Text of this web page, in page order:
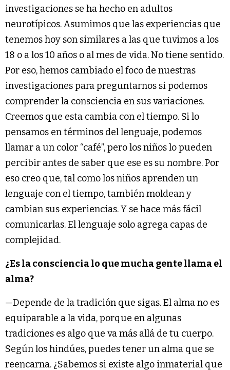
investigaciones se ha hecho en adultos
neurotípicos. Asumimos que las experiencias que
tenemos hoy son similares a las que tuvimos a los
18 o a los 10 años o al mes de vida. No tiene sentido.
Por eso, hemos cambiado el foco de nuestras
investigaciones para preguntarnos si podemos
comprender la consciencia en sus variaciones.
Creemos que esta cambia con el tiempo. Si lo
pensamos en términos del lenguaje, podemos
llamar a un color “café”, pero los niños lo pueden
percibir antes de saber que ese es su nombre. Por
eso creo que, tal como los niños aprenden un
lenguaje con el tiempo, también moldean y
cambian sus experiencias. Y se hace más fácil
comunicarlas. El lenguaje solo agrega capas de
complejidad.
¿Es la consciencia lo que mucha gente llama el
alma?
—Depende de la tradición que sigas. El alma no es
equiparable a la vida, porque en algunas
tradiciones es algo que va más allá de tu cuerpo.
Según los hindúes, puedes tener un alma que se
reencarna. ¿Sabemos si existe algo inmaterial que